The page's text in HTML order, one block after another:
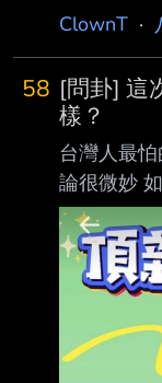
500多萬 看
吧？ 我不
4500萬 看
上通告真
my iPhone
可不是
ClownT ·
58 [問卦] 這
樣？
台灣人最
論很微妙
油發生在
from JPTT